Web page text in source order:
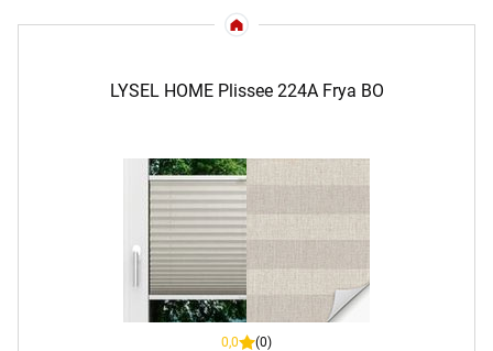
LYSEL HOME Plissee 224A Frya BO
0,0 (0)